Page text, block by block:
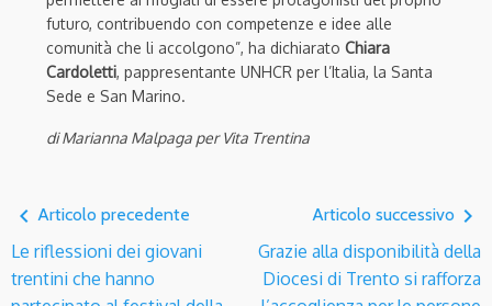
futuro, contribuendo con competenze e idee alle
comunità che li accolgono”, ha dichiarato Chiara
Cardoletti, pappresentante UNHCR per l’Italia, la Santa
Sede e San Marino.
di Marianna Malpaga per Vita Trentina
navigate_before Articolo precedente
Le riflessioni dei giovani
trentini che hanno
Articolo successivo navigate_next
Grazie alla disponibilità della
Diocesi di Trento si rafforza